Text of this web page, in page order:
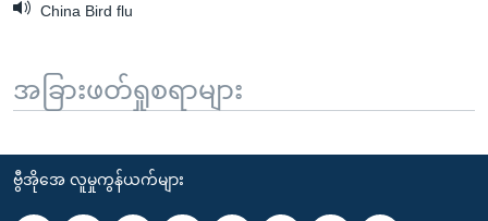
China Bird flu
အခြားဖတ်ရှုစရာများ
ဗွီအိုအေ လူမှုကွန်ယက်များ